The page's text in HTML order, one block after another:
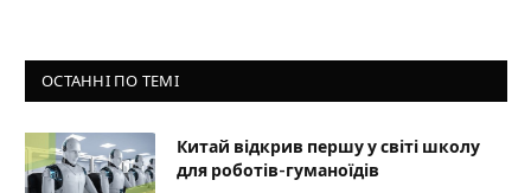
ОСТАННІ ПО ТЕМІ
Китай відкрив першу у світі школу
для роботів-гуманоїдів